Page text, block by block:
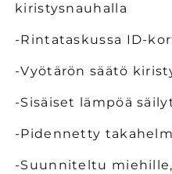
kiristysnauhalla
-Rintataskussa ID-
-Vyötärön säätö
-Sisäiset lämpöä
-Pidennetty
-Suunniteltu